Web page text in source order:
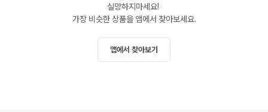
실망하지마세요!
가장 비슷한 상품을 앱에서 찾아보세요.
앱에서 찾아보기